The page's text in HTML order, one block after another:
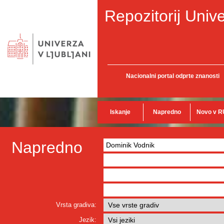
Repozitorij
Nacionalni portal odprte znanosti
Iskanje Napredno Novo v
Napredno
Vrsta gradiva:
Jezik: